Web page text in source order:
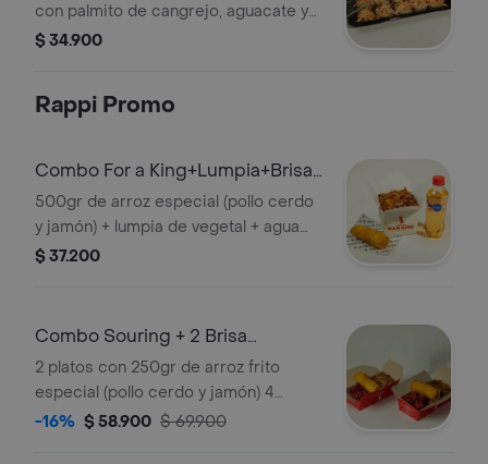
con palmito de cangrejo, aguacate y
queo crema; bañado en salsa teriyaki
$ 34.900
Rappi Promo
Combo For a King+Lumpia+Brisa
mnza280ml
500gr de arroz especial (pollo cerdo
y jamón) + lumpia de vegetal + agua
saborizada manzana 280ml
$ 37.200
Combo Souring + 2 Brisa
Manzana 280ml
2 platos con 250gr de arroz frito
especial (pollo cerdo y jamón) 4
trozos de pollocerdo en salsa
-16% $ 58.900 $ 69.900